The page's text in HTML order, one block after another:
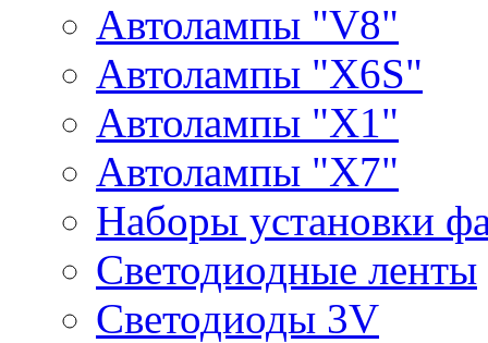
Автолампы "V8"
Автолампы "X6S"
Автолампы "Х1"
Автолампы "Х7"
Наборы установки
Светодиодные ленты
Светодиоды 3V